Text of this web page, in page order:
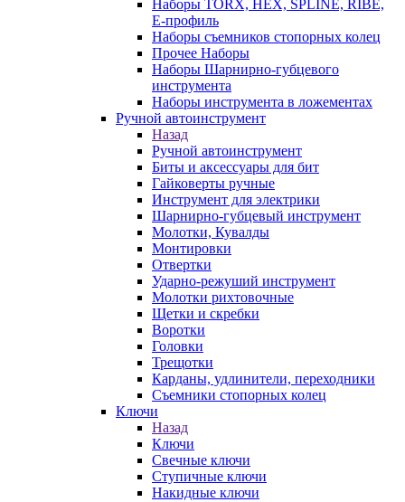
Наборы TORX, HEX, SPLINE, RIBE,
E-профиль
Наборы съемников стопорных колец
Прочее Наборы
Наборы Шарнирно-губцевого
инструмента
Наборы инструмента в ложементах
Ручной автоинструмент
Назад
Ручной автоинструмент
Биты и аксессуары для бит
Гайковерты ручные
Инструмент для электрики
Шарнирно-губцевый инструмент
Молотки, Кувалды
Монтировки
Отвертки
Ударно-режуший инструмент
Молотки рихтовочные
Щетки и скребки
Воротки
Головки
Трещотки
Карданы, удлинители, переходники
Съемники стопорных колец
Ключи
Назад
Ключи
Свечные ключи
Ступичные ключи
Накидные ключи